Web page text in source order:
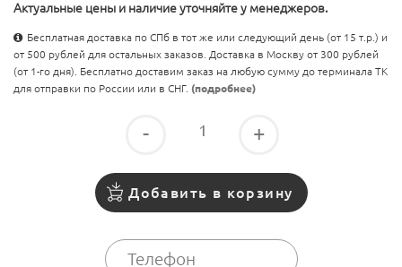
Актуальные цены и наличие уточняйте у менеджеров.
Бесплатная доставка по СПб в тот же или следующий день (от 15 т.р.) и
от 500 рублей для остальных заказов. Доставка в Москву от 300 рублей
(от 1-го дня). Бесплатно доставим заказ на любую сумму до терминала ТК
для отправки по России или в СНГ. (подробнее)
- +
Добавить в корзину